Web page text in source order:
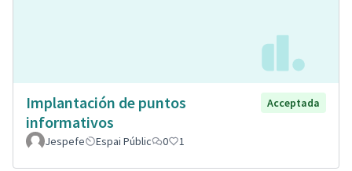
Implantación de puntos
informativos
Acceptada
Jespefe Espai Públic 0 1